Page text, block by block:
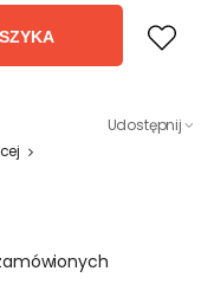
Udostępnij